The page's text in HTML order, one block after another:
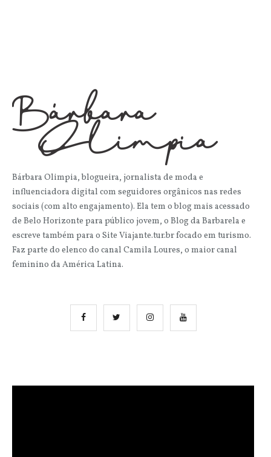
Bárbara Olimpia, blogueira, jornalista de moda e
influenciadora digital com seguidores orgânicos nas redes
sociais (com alto engajamento). Ela tem o blog mais acessado
de Belo Horizonte para público jovem, o Blog da Barbarela e
escreve também para o Site Viajante.tur.br focado em turismo.
Faz parte do elenco do canal Camila Loures, o maior canal
feminino da América Latina.